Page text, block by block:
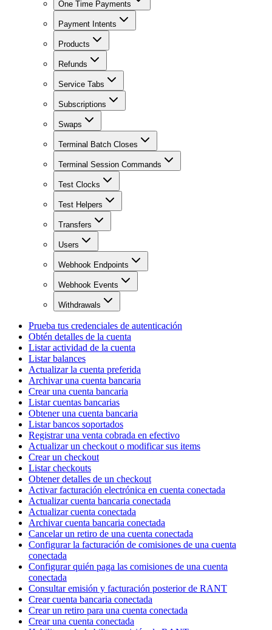
One Time Payments
Payment Intents
Products
Refunds
Service Tabs
Subscriptions
Swaps
Terminal Batch Closes
Terminal Session Commands
Test Clocks
Test Helpers
Transfers
Users
Webhook Endpoints
Webhook Events
Withdrawals
Prueba tus credenciales de autenticación
Obtén detalles de la cuenta
Listar actividad de la cuenta
Listar balances
Actualizar la cuenta preferida
Archivar una cuenta bancaria
Crear una cuenta bancaria
Listar cuentas bancarias
Obtener una cuenta bancaria
Listar bancos soportados
Registrar una venta cobrada en efectivo
Actualizar un checkout o modificar sus items
Crear un checkout
Listar checkouts
Obtener detalles de un checkout
Activar facturación electrónica en cuenta conectada
Actualizar cuenta bancaria conectada
Actualizar cuenta conectada
Archivar cuenta bancaria conectada
Cancelar un retiro de una cuenta conectada
Configurar la facturación de comisiones de una cuenta
conectada
Configurar quién paga las comisiones de una cuenta
conectada
Consultar emisión y facturación posterior de RANT
Crear cuenta bancaria conectada
Crear un retiro para una cuenta conectada
Crear una cuenta conectada